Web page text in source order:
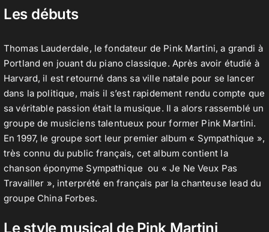
Les débuts
Thomas Lauderdale, le fondateur de Pink Martini, a grandi à
Portland en jouant du piano classique. Après avoir étudié à
Harvard, il est retourné dans sa ville natale pour se lancer
dans la politique, mais il s’est rapidement rendu compte que
sa véritable passion était la musique. Il a alors rassemblé un
groupe de musiciens talentueux pour former Pink Martini.
En 1997, le groupe sort leur premier album « Sympathique »,
très connu du public français, cet album contient la
chanson éponyme Sympathique ou « Je Ne Veux Pas
Travailler », interprété en français par la chanteuse lead du
groupe China Forbes.
Le style musical de Pink Martini